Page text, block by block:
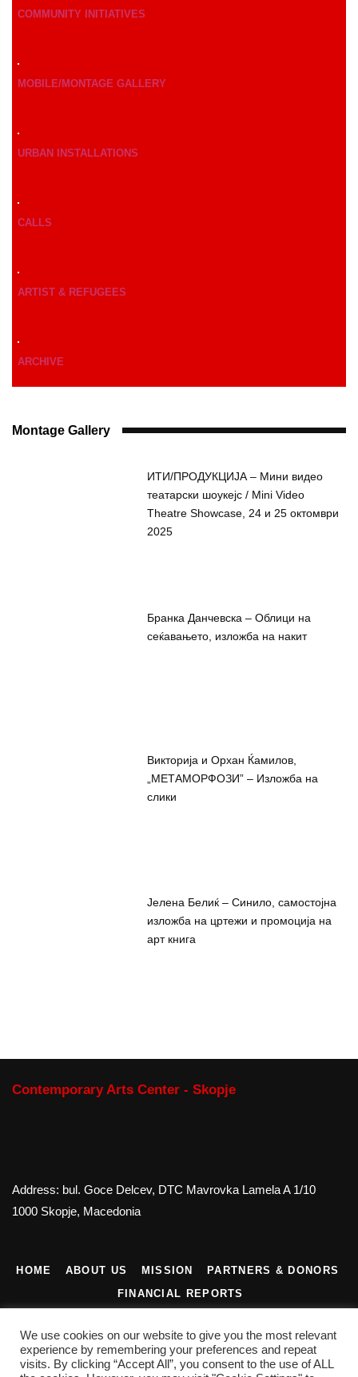
COMMUNITY INITIATIVES
MOBILE/MONTAGE GALLERY
URBAN INSTALLATIONS
CALLS
ARTIST & REFUGEES
ARCHIVE
Montage Gallery
ИТИ/ПРОДУКЦИЈА – Мини видео
театарски шоукејс / Mini Video
Theatre Showcase, 24 и 25 октомври
2025
Бранка Данчевска – Облици на
сеќавањето, изложба на накит
Викторија и Орхан Ќамилов,
„МЕТАМОРФОЗИ” – Изложба на
слики
Јелена Белиќ – Синило, самостојна
изложба на цртежи и промоција на
арт книга
Contemporary Arts Center - Skopje
Address: bul. Goce Delcev, DTC Mavrovka Lamela A 1/10
1000 Skopje, Macedonia
HOME ABOUT US MISSION
PARTNERS & DONORS
FINANCIAL REPORTS
We use cookies on our website to give you the most relevant
experience by remembering your preferences and repeat
visits. By clicking “Accept All”, you consent to the use of ALL